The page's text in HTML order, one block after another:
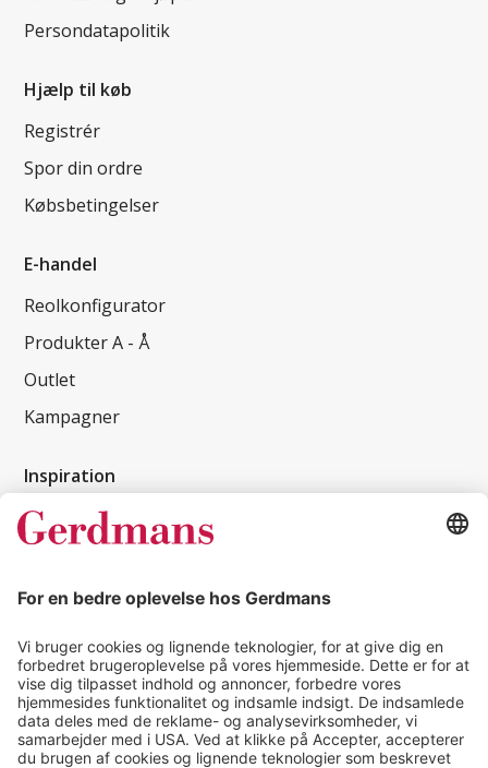
Persondatapolitik
Hjælp til køb
Registrér
Spor din ordre
Købsbetingelser
E-handel
Reolkonfigurator
Produkter A - Å
Outlet
Kampagner
Inspiration
Kundereferencer
Tips & guides
Kontakt
salg@gerdmans.dk
49 18 07 07